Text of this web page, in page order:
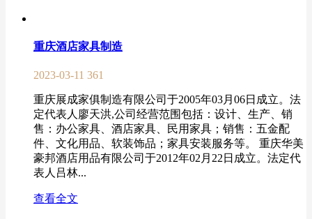
重庆酒店家具制造
2023-03-11 361
重庆展成家俱制造有限公司于2005年03月06日成立。法
定代表人廖天洪,公司经营范围包括：设计、生产、销
售：办公家具、酒店家具、民用家具；销售：五金配
件、文化用品、软装饰品；家具安装服务等。 重庆华美
豪邦酒店用品有限公司于2012年02月22日成立。法定代
表人吕林...
查看全文